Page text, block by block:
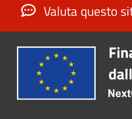
Valuta questo